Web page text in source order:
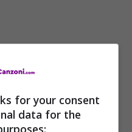
for your consent
data for the